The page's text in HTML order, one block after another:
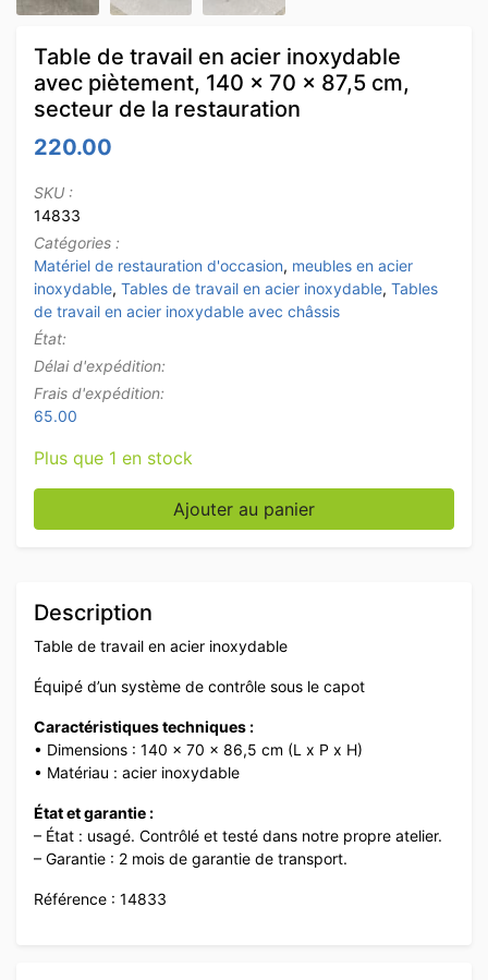
Table de travail en acier inoxydable
avec piètement, 140 x 70 x 87,5 cm,
secteur de la restauration
220.00
SKU :
14833
Catégories :
Matériel de restauration d'occasion, meubles en acier
inoxydable, Tables de travail en acier inoxydable, Tables
de travail en acier inoxydable avec châssis
État:
Délai d'expédition:
Frais d'expédition:
65.00
Plus que 1 en stock
quantité de Table de travail en acier inoxydable
Ajouter au panier
Description
Table de travail en acier inoxydable
Équipé d’un système de contrôle sous le capot
Caractéristiques techniques :
• Dimensions : 140 x 70 x 86,5 cm (L x P x H)
• Matériau : acier inoxydable
État et garantie :
– État : usagé. Contrôlé et testé dans notre propre atelier.
– Garantie : 2 mois de garantie de transport.
Référence : 14833